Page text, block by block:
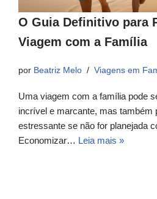
O Guia Definitivo para
Viagem com a Família
por Beatriz Melo Viagens em
Uma viagem com a família pode
incrível e marcante, mas também
estressante se não for planejada
Economizar… Leia mais »